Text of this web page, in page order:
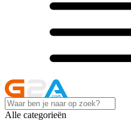
Alle categorieën